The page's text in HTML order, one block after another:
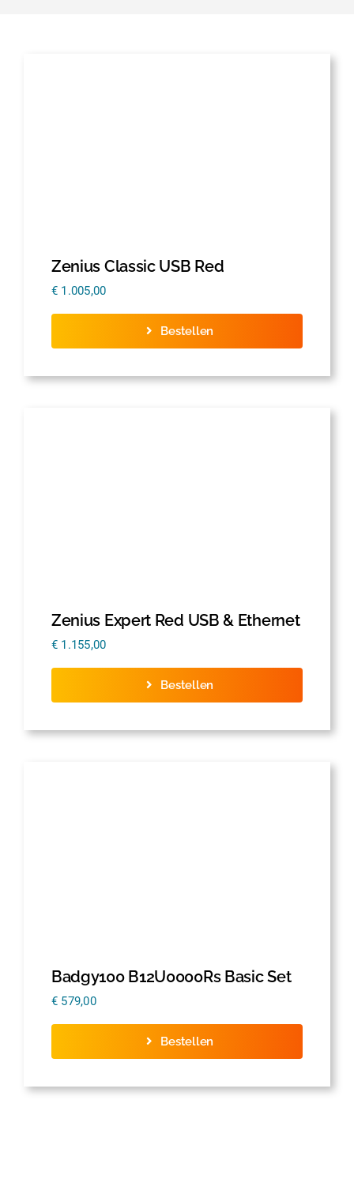
Zenius Classic USB Red
€ 1.005,00
Bestellen
Zenius Expert Red USB & Ethernet
€ 1.155,00
Bestellen
Badgy100 B12U0000Rs Basic Set
€ 579,00
Bestellen